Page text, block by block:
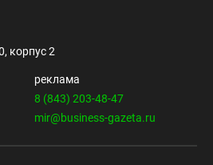
корпус 2
реклама
8 (843) 203-48-47
mir@business-gazeta.ru